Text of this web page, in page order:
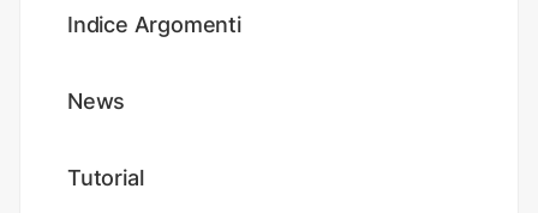
Indice Argomenti
News
Tutorial